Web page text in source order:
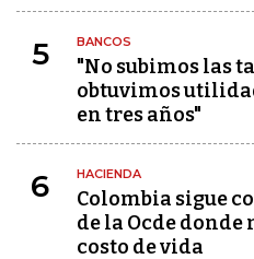
5 BANCOS
"No subimos las
obtuvimos
en tres años"
6 HACIENDA
Colombia sigue
de la Ocde donde
costo de vida